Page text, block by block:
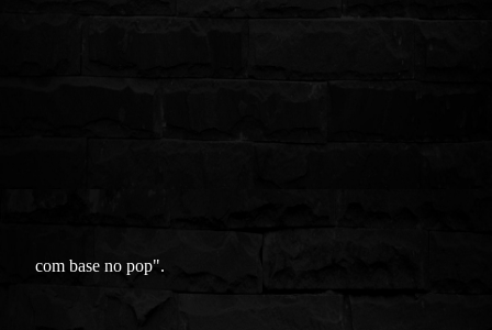
com base no pop".